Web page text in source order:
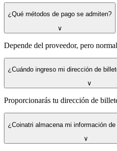
¿Qué métodos de pago se admiten?
∨
Depende del proveedor, pero
¿Cuándo ingreso mi dirección de
∨
Proporcionarás tu dirección de
¿Coinatri almacena mi información
∨